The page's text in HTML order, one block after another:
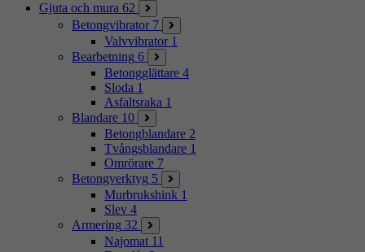
Gjuta och mura 62
Betongvibrator 7
Valvvibrator 1
Bearbetning 6
Betongglättare 4
Sloda 1
Asfaltsraka 1
Blandare 10
Betongblandare 2
Tvångsblandare 1
Omrörare 7
Betongverktyg 5
Murbrukshink 1
Slev 4
Armering 32
Najomat 11